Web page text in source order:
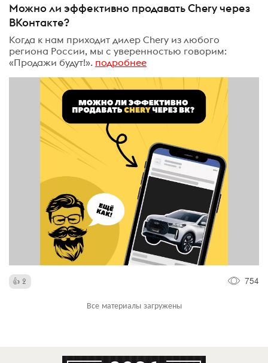
Можно ли эффективно продавать Chery через
ВКонтакте?
Когда к нам приходит дилер Chery из любого
региона России, мы с уверенностью говорим:
«Продажи будут!». подробнее
2 754
Все материалы загружены